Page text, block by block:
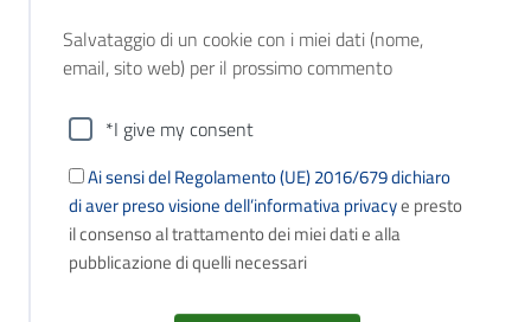
Salvataggio di un cookie con i miei dati (nome,
email, sito web) per il prossimo commento
*I give my consent
Ai sensi del Regolamento (UE) 2016/679 dichiaro
di aver preso visione dell’informativa privacye presto
il consenso al trattamento dei miei dati e alla
pubblicazione di quelli necessari